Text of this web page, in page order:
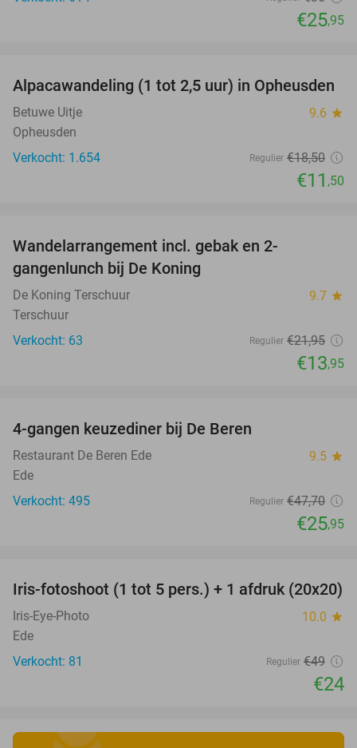
€25,95
38%
Alpacawandeling (1 tot 2,5 uur) in Opheusden
Betuwe Uitje 9.6 star
Opheusden
Verkocht: 1.654
Regulier €18,50
€11 ,50
Wandelarrangement incl. gebak en 2-
gangenlunch bij De Koning
De Koning Terschuur 9.7 star
Terschuur
Verkocht: 63
Regulier €21,95
€13,95
4-gangen keuzediner bij De Beren
Restaurant De Beren Ede 9.5 star
Ede
Verkocht: 495
Regulier €47,70
€25,95
51%
Iris-fotoshoot (1 tot 5 pers.) + 1 afdruk (20x20)
Iris-Eye-Photo 10.0 star
Ede
Verkocht: 81
Regulier €49
€24